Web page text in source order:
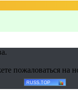
пожаловаться на